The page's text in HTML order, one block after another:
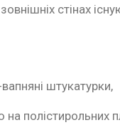
стінах
штукатурки,
полістирольних